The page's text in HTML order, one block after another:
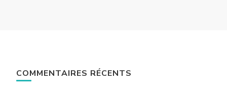
COMMENTAIRES RÉCENTS